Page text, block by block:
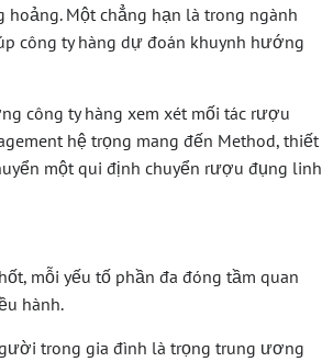
Một chẳng hạn là trong ngành
công ty hàng dự đoán khuynh hướng
công ty hàng xem xét mối tác rượu
hệ trọng mang đến Method, thiết
một qui định chuyển rượu đụng linh
mỗi yếu tố phần đa đóng tầm quan
hành.
trong gia đình là trọng trung ương